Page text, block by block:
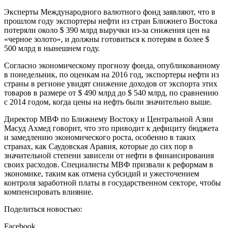
Эксперты Международного валютного фонд заявляют, что в
прошлом году экспортеры нефти из стран Ближнего Востока
потеряли около $ 390 млрд выручки из-за снижения цен на
«черное золото», и должны готовиться к потерям в более $
500 млрд в нынешнем году.
Согласно экономическому прогнозу фонда, опубликованному
в понедельник, по оценкам на 2016 год, экспортеры нефти из
страны в регионе увидят снижение доходов от экспорта этих
товаров в размере от $ 490 млрд до $ 540 млрд, по сравнению
с 2014 годом, когда цены на нефть были значительно выше.
Директор МВФ по Ближнему Востоку и Центральной Азии
Масуд Ахмед говорит, что это приводит к дефициту бюджета
и замедлению экономического роста, особенно в таких
странах, как Саудовская Аравия, которые до сих пор в
значительной степени зависели от нефти в финансирования
своих расходов. Специалисты МВФ призвали к реформам в
экономике, таким как отмена субсидий и ужесточением
контроля заработной платы в государственном секторе, чтобы
компенсировать влияние.
Поделиться новостью: